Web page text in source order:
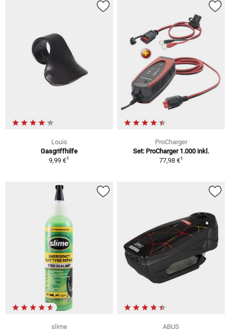
Louis
Gasgriffhilfe
9,99 €1
ProCharger
Set: ProCharger 1.000 inkl.
77,98 €1
slime
ABUS